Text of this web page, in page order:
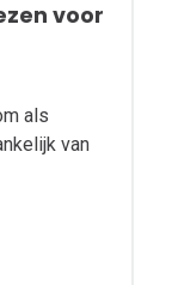
voor
als
van